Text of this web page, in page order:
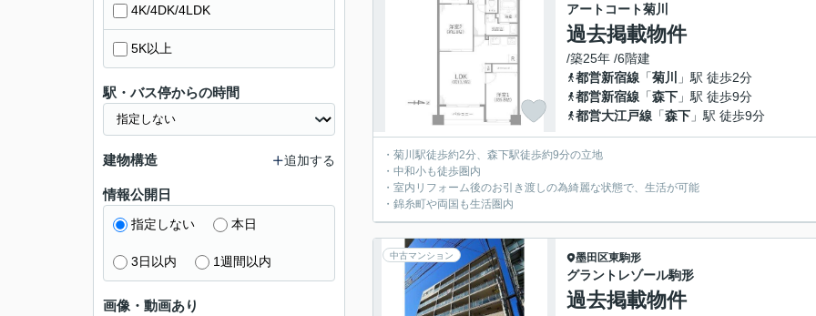
アートコート菊川
過去掲載物件
/築25年 /6階建
都営新宿線 「菊川
」駅 徒歩2分
都営新宿線 「森下 」駅 徒歩9分
都営大江戸線 「森下 」駅 徒歩9分
・菊川駅徒歩約2分、森下駅徒歩約9分の立地
・中和小も徒歩圏内
・室内リフォーム後のお引き渡しの為綺麗な状態で、生活が可能
・錦糸町や両国も生活圏内
中古マンション 墨田区東駒形
グラントレゾール駒形
過去掲載物件
4K/4DK/4LDK
5K以上
駅・バス停からの時間
建物構造 追加する
情報公開日
指定しない 本日
3日以内 1週間以内
画像・動画あり